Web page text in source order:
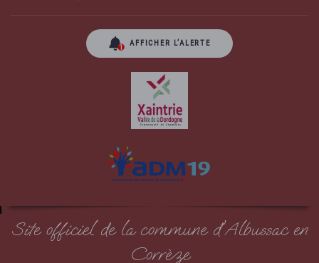
AFFICHER L’ALERTE
Site officiel de la commune d'Albussac en
Corrèze